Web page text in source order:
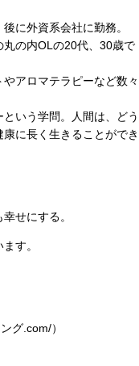
に外資系会社に勤務。
の内OLの20代、30歳で
アロマテラピーなど数々
いう学問。人間は、どう
に長く生きることができ
せにする。
す。
グ.com/）